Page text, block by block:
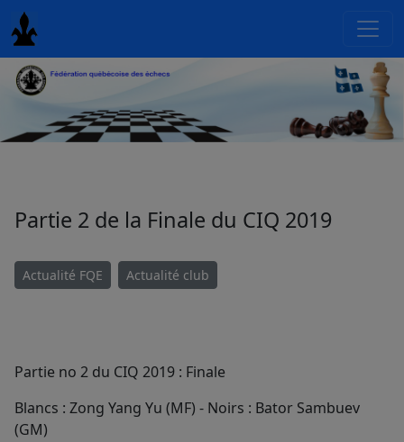
Partie 2 de la Finale du CIQ 2019
Actualité FQE Actualité club
Partie no 2 du CIQ 2019 : Finale
Blancs : Zong Yang Yu (MF) - Noirs : Bator Sambuev
(GM)